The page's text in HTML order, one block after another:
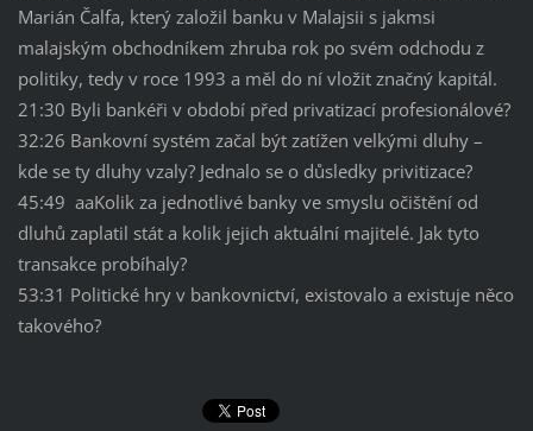
Marián Čalfa, který založil banku v Malajsii s jakmsi
malajským obchodníkem zhruba rok po svém odchodu z
politiky, tedy v roce 1993 a měl do ní vložit značný kapitál.
21:30 Byli bankéři v období před privatizací profesionálové?
32:26 Bankovní systém začal být zatížen velkými dluhy –
kde se ty dluhy vzaly? Jednalo se o důsledky privitizace?
45:49 aaKolik za jednotlivé banky ve smyslu očištění od
dluhů zaplatil stát a kolik jejich aktuální majitelé. Jak tyto
transakce probíhaly?
53:31 Politické hry v bankovnictví, existovalo a existuje něco
takového?